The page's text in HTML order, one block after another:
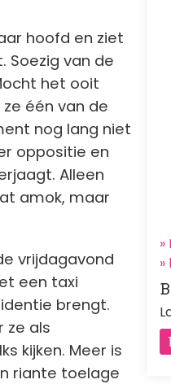
hoofd en ziet
Soezig van de
het ooit
één van de
nog lang niet
oppositie en
Alleen
amok, maar
vrijdagavond
een taxi
brengt.
ze als
kijken. Meer is
riante toelage
»